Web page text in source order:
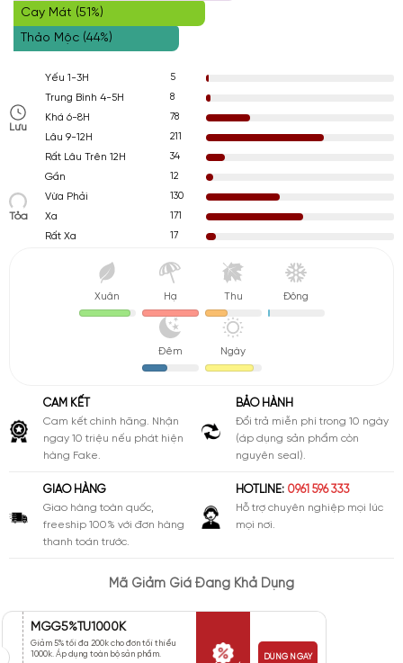
Cay Mát (51%)
Thảo Mộc (44%)
Lưu
Yếu 1-3H
5
Trung Bình 4-5H
8
Khá 6-8H
78
Lâu 9-12H
211
Rất Lâu Trên 12H
34
Tỏa
Gần
12
Vừa Phải
130
Xa
171
Rất Xa
17
Xuân Hạ Thu Đông
Đêm Ngày
CAM KẾT
Cam kết chính hãng. Nhận
ngay 10 triệu nếu phát hiện
hàng Fake.
BẢO HÀNH
Đổi trả miễn phí trong 10 ngày
(áp dụng sản phẩm còn
nguyên seal).
GIAO HÀNG
Giao hàng toàn quốc,
freeship 100% với đơn hàng
thanh toán trước.
HOTLINE: 0961 596 333
Hỗ trợ chuyên nghiệp mọi lúc
mọi nơi.
Mã Giảm Giá Đang Khả Dụng
MGG5%TU1000K
Giảm 5% tối đa 200k cho đơn tối thiểu
1000k. Áp dụng toàn bộ sản phẩm.
DÙNG NGAY